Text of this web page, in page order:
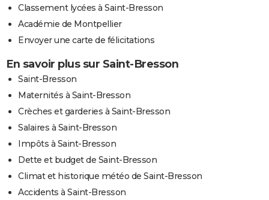
Classement lycées à Saint-Bresson
Académie de Montpellier
Envoyer une carte de félicitations
En savoir plus sur Saint-Bresson
Saint-Bresson
Maternités à Saint-Bresson
Crèches et garderies à Saint-Bresson
Salaires à Saint-Bresson
Impôts à Saint-Bresson
Dette et budget de Saint-Bresson
Climat et historique météo de Saint-Bresson
Accidents à Saint-Bresson